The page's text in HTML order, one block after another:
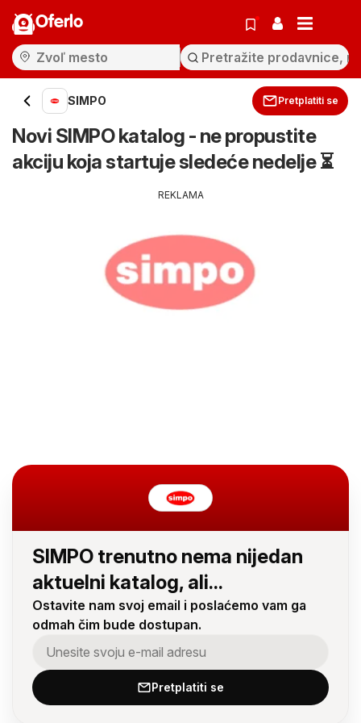
Oferlo
SIMPO Pretplatiti se
Novi SIMPO katalog - ne propustite
akciju koja startuje sledeće nedelje ⏳
REKLAMA
SIMPO trenutno nema nijedan
aktuelni katalog, ali...
Ostavite nam svoj email i poslaćemo vam ga
odmah čim bude dostupan.
Pretplatiti se